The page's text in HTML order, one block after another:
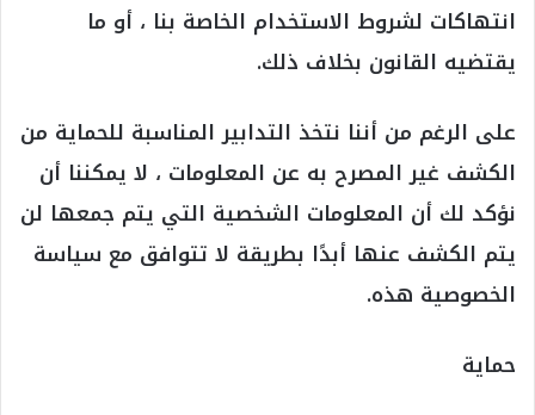
انتهاكات لشروط الاستخدام الخاصة بنا ، أو ما
يقتضيه القانون بخلاف ذلك.
على الرغم من أننا نتخذ التدابير المناسبة للحماية من
الكشف غير المصرح به عن المعلومات ، لا يمكننا أن
نؤكد لك أن المعلومات الشخصية التي يتم جمعها لن
يتم الكشف عنها أبدًا بطريقة لا تتوافق مع سياسة
الخصوصية هذه.
حماية